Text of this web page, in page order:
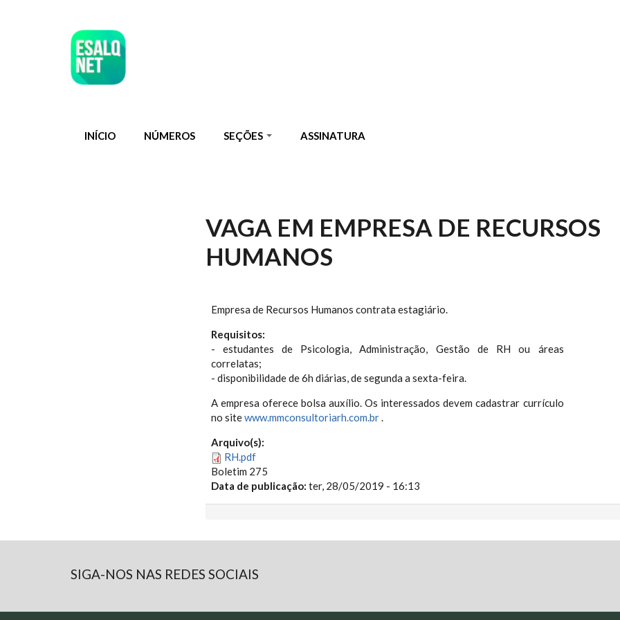
INÍCIO NÚMEROS SEÇÕES ASSINATURA
VAGA EM EMPRESA DE RECURSOS
HUMANOS
Empresa de Recursos Humanos contrata estagiário.
Requisitos:
- estudantes de Psicologia, Administração, Gestão de RH ou áreas
correlatas;
- disponibilidade de 6h diárias, de segunda a sexta-feira.
A empresa oferece bolsa auxílio. Os interessados devem cadastrar currículo
no sitewww.mmconsultoriarh.com.br.
Arquivo(s):
RH.pdf
Boletim 275
Data de publicação: ter, 28/05/2019 - 16:13
SIGA-NOS NAS REDES SOCIAIS